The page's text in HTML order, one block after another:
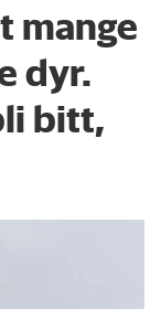
mange
dyr.
bitt,